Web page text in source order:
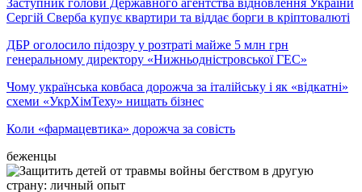
Заступник голови Державного агентства відновлення України
Сергій Сверба купує квартири та віддає борги в кріптовалюті
ДБР оголосило підозру у розтраті майже 5 млн грн
генеральному директору «Нижньодністровської ГЕС»
Чому українська ковбаса дорожча за італійську і як «відкатні»
схеми «УкрХімТеху» нищать бізнес
Коли «фармацевтика» дорожча за совість
беженцы